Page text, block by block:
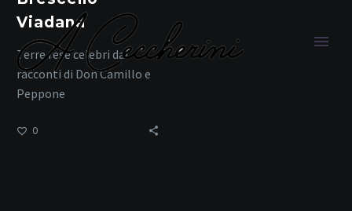
Viadana
Terre rese celebri dai
racconti di Don Camillo e
Peppone
0